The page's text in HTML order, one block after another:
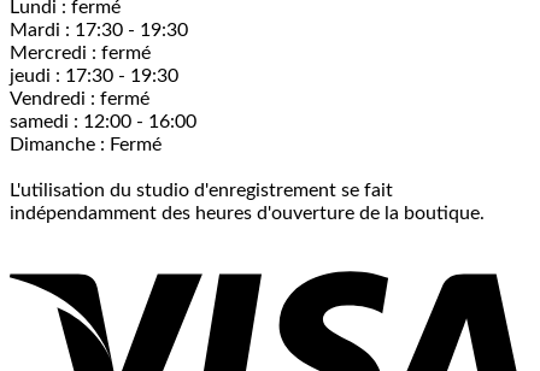
Lundi : fermé
Mardi : 17:30 - 19:30
Mercredi : fermé
jeudi : 17:30 - 19:30
Vendredi : fermé
samedi : 12:00 - 16:00
Dimanche : Fermé
L'utilisation du studio d'enregistrement se fait
indépendamment des heures d'ouverture de la boutique.